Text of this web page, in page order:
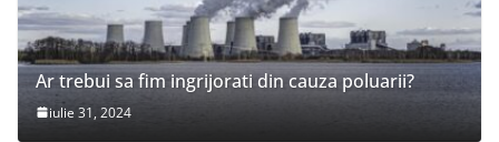
Ar trebui sa fim ingrijorati din cauza poluarii?
iulie 31, 2024